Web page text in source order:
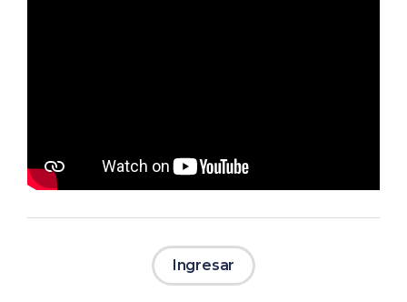
Ingresar